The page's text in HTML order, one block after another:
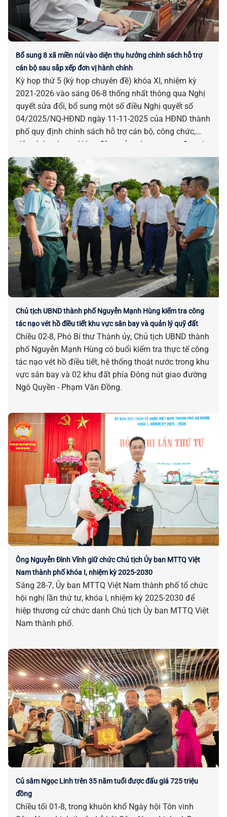
Bổ sung 8 xã miền núi vào diện thụ hưởng chính sách hỗ trợ
cán bộ sau sắp xếp đơn vị hành chính
Kỳ họp thứ 5 (kỳ họp chuyên đề) khóa XI, nhiệm kỳ
2021-2026 vào sáng 06-8 thống nhất thông qua Nghị
quyết sửa đổi, bổ sung một số điều Nghị quyết số
04/2025/NQ-HĐND ngày 11-11-2025 của HĐND thành
phố quy định chính sách hỗ trợ cán bộ, công chức,
viên chức và người lao động của các cơ quan, đơn vị
bị tác động, ảnh hưởng do sắp xếp đơn vị hành chính.
Chủ tịch UBND thành phố Nguyễn Mạnh Hùng kiểm tra công
tác nạo vét hồ điều tiết khu vực sân bay và quản lý quỹ đất
Chiều 02-8, Phó Bí thư Thành ủy, Chủ tịch UBND thành
phố Nguyễn Mạnh Hùng có buổi kiểm tra thực tế công
tác nạo vét hồ điều tiết, hệ thống thoát nước trong khu
vực sân bay và 02 khu đất phía Đông nút giao đường
Ngô Quyền - Phạm Văn Đồng.
Ông Nguyễn Đình Vĩnh giữ chức Chủ tịch Ủy ban MTTQ Việt
Nam thành phố khóa I, nhiệm kỳ 2025-2030
Sáng 28-7, Ủy ban MTTQ Việt Nam thành phố tổ chức
hội nghị lần thứ tư, khóa I, nhiệm kỳ 2025-2030 để
hiệp thương cử chức danh Chủ tịch Ủy ban MTTQ Việt
Nam thành phố.
Củ sâm Ngọc Linh trên 35 năm tuổi được đấu giá 725 triệu
đồng
Chiều tối 01-8, trong khuôn khổ Ngày hội Tôn vinh